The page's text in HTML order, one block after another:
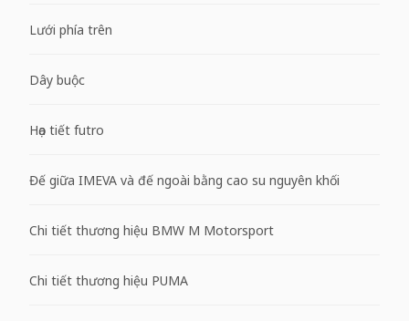
Lưới phía trên
Dây buộc
Họa tiết futro
Đế giữa IMEVA và đế ngoài bằng cao su nguyên khối
Chi tiết thương hiệu BMW M Motorsport
Chi tiết thương hiệu PUMA